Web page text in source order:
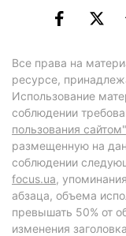
Все права на
ресурсе,
Использование
соблюдении
пользования сайтом"
размещенную на
соблюдении
focus.ua,
абзаца, объема
превышать 50% от
изменения